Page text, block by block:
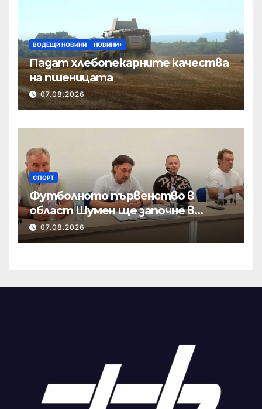
ВОДЕЩИ НОВИНИ НОВИНИ+
Падат хлебопекарните качества
на пшеницата
07.08.2026
СПОРТ
Футболното първенство в
област Шумен ще започне в
началото на септември
07.08.2026